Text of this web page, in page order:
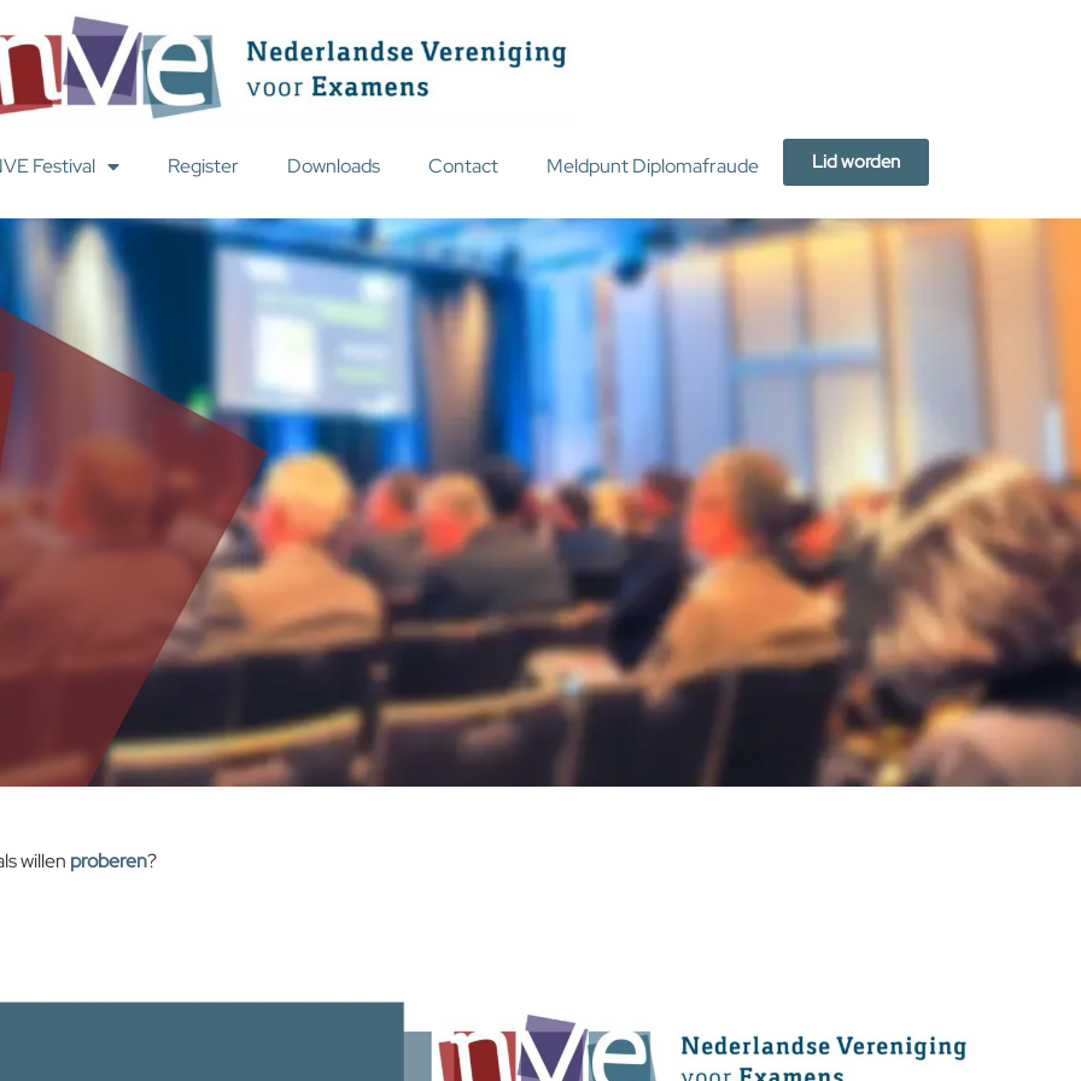
Festival Register Downloads Contact Meldpunt Diplomafraude Lid worden
willen proberen?